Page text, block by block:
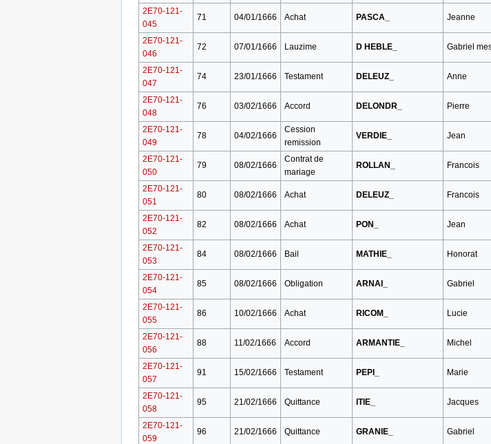
2E70-121-
045
71 04/01/1666 Achat PASCA_ Jeanne
2E70-121-
046
72 07/01/1666 Lauzime D HEBLE_ Gabriel
2E70-121-
047
74 23/01/1666 Testament DELEUZ_ Anne
2E70-121-
048
76 03/02/1666 Accord DELONDR_ Pierre
2E70-121-
049
78 04/02/1666
Cession
remission
VERDIE_ Jean
2E70-121-
050
79 08/02/1666
Contrat de
mariage
ROLLAN_ Francois
2E70-121-
051
80 08/02/1666 Achat DELEUZ_ Francois
2E70-121-
052
82 08/02/1666 Achat PON_ Jean
2E70-121-
053
84 08/02/1666 Bail MATHIE_ Honorat
2E70-121-
054
85 08/02/1666 Obligation ARNAI_ Gabriel
2E70-121-
055
86 10/02/1666 Achat RICOM_ Lucie
2E70-121-
056
88 11/02/1666 Accord ARMANTIE_ Michel
2E70-121-
057
91 15/02/1666 Testament PEPI_ Marie
2E70-121-
058
95 21/02/1666 Quittance ITIE_ Jacques
2E70-121-
059
96 21/02/1666 Quittance GRANIE_ Gabriel